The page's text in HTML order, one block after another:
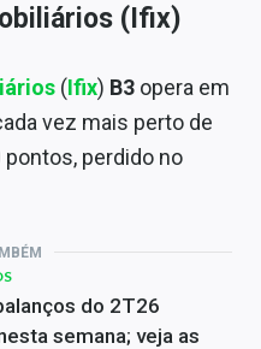
(Ifix)
(Ifix) B3 opera em
vez mais perto de
pontos, perdido no
do 2T26
semana; veja as